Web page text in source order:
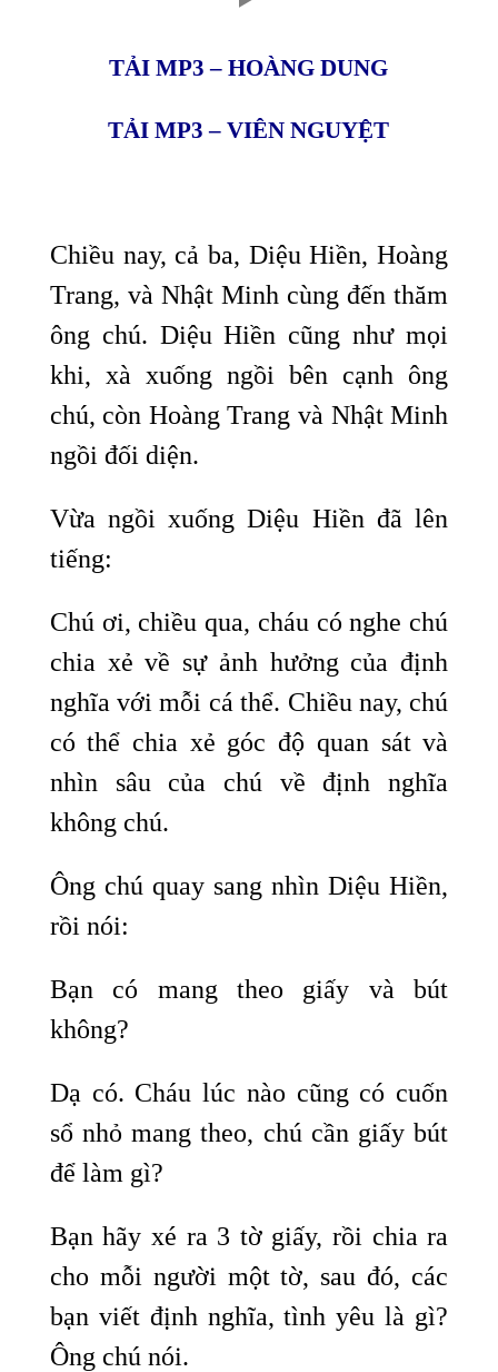
TẢI MP3 – HOÀNG DUNG
TẢI MP3 – VIÊN NGUYỆT
Chiều nay, cả ba, Diệu Hiền, Hoàng
Trang, và Nhật Minh cùng đến thăm
ông chú. Diệu Hiền cũng như mọi
khi, xà xuống ngồi bên cạnh ông
chú, còn Hoàng Trang và Nhật Minh
ngồi đối diện.
Vừa ngồi xuống Diệu Hiền đã lên
tiếng:
Chú ơi, chiều qua, cháu có nghe chú
chia xẻ về sự ảnh hưởng của định
nghĩa với mỗi cá thể. Chiều nay, chú
có thể chia xẻ góc độ quan sát và
nhìn sâu của chú về định nghĩa
không chú.
Ông chú quay sang nhìn Diệu Hiền,
rồi nói:
Bạn có mang theo giấy và bút
không?
Dạ có. Cháu lúc nào cũng có cuốn
sổ nhỏ mang theo, chú cần giấy bút
để làm gì?
Bạn hãy xé ra 3 tờ giấy, rồi chia ra
cho mỗi người một tờ, sau đó, các
bạn viết định nghĩa, tình yêu là gì?
Ông chú nói.